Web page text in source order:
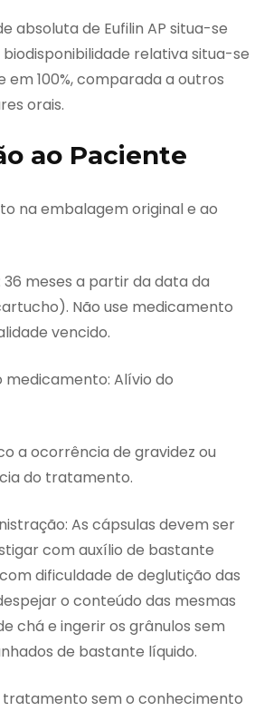
absoluta de Eufilin AP situa-se
biodisponibilidade relativa situa-se
100%, comparada a outros
orais.
ao Paciente
na embalagem original e ao
36 meses a partir da data da
Não use medicamento
vencido.
medicamento: Alívio do
a ocorrência de gravidez ou
do tratamento.
As cápsulas devem ser
com auxílio de bastante
dificuldade de deglutição das
o conteúdo das mesmas
chá e ingerir os grânulos sem
de bastante líquido.
sem o conhecimento